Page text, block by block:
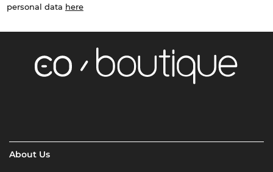
personal data here
About Us